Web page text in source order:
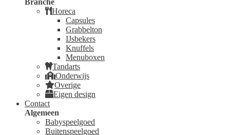
Branche
Horeca
Capsules
Grabbelton
IJsbekers
Knuffels
Menuboxen
Tandarts
Onderwijs
Overige
Eigen design
Contact
Algemeen
Babyspeelgoed
Buitenspeelgoed